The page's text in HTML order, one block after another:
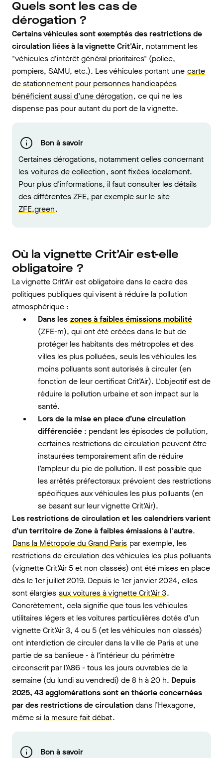
Quels sont les cas de
dérogation ?
Certains véhicules sont exemptés des restrictions de
circulation liées à la vignette Crit'Air, notamment les
"véhicules d’intérêt général prioritaires" (police,
pompiers, SAMU, etc.). Les véhicules portant une carte
de stationnement pour personnes handicapées
bénéficient aussi d’une dérogation, ce qui ne les
dispense pas pour autant du port de la vignette.
Bon à savoir
Certaines dérogations, notamment celles concernant
les voitures de collection, sont fixées localement.
Pour plus d'informations, il faut consulter les détails
des différentes ZFE, par exemple sur le site
ZFE.green.
Où la vignette Crit’Air est-elle
obligatoire ?
La vignette Crit’Air est obligatoire dans le cadre des
politiques publiques qui visent à réduire la pollution
atmosphérique :
Dans les zones à faibles émissions mobilité
(ZFE-m), qui ont été créées dans le but de
protéger les habitants des métropoles et des
villes les plus polluées, seuls les véhicules les
moins polluants sont autorisés à circuler (en
fonction de leur certificat Crit’Air). L'objectif est de
réduire la pollution urbaine et son impact sur la
santé.
Lors de la mise en place d’une circulation
différenciée : pendant les épisodes de pollution,
certaines restrictions de circulation peuvent être
instaurées temporairement afin de réduire
l’ampleur du pic de pollution. Il est possible que
les arrêtés préfectoraux prévoient des restrictions
spécifiques aux véhicules les plus polluants (en
se basant sur leur vignette Crit’Air).
Les restrictions de circulation et les calendriers varient
d’un territoire de Zone à faibles émissions à l'autre.
Dans la Métropole du Grand Paris par exemple, les
restrictions de circulation des véhicules les plus polluants
(vignette Crit’Air 5 et non classés) ont été mises en place
dès le 1er juillet 2019. Depuis le 1er janvier 2024, elles
sont élargies aux voitures à vignette Crit’Air 3.
Concrètement, cela signifie que tous les véhicules
utilitaires légers et les voitures particulières dotés d’un
vignette Crit’Air 3, 4 ou 5 (et les véhicules non classés)
ont interdiction de circuler dans la ville de Paris et une
partie de sa banlieue - à l’intérieur du périmètre
circonscrit par l’A86 - tous les jours ouvrables de la
semaine (du lundi au vendredi) de 8 h à 20 h. Depuis
2025, 43 agglomérations sont en théorie concernées
par des restrictions de circulationdans l’Hexagone,
même si la mesure fait débat.
Bon à savoir